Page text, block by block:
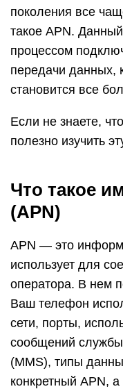
поколения все
такое APN.
процессом
передачи данных,
становится все
Если не знаете,
полезно изучить
Что такое
(APN)
APN — это
использует для
оператора. В нем
Ваш телефон
сети, порты,
сообщений
(MMS), типы
конкретный APN,